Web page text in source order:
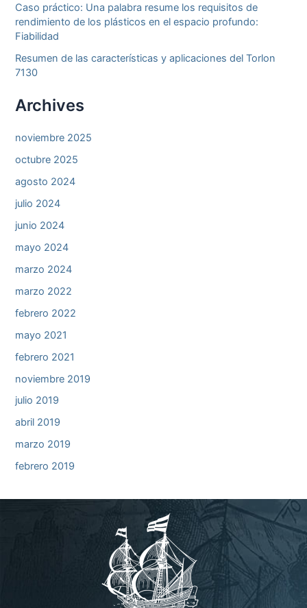
Caso práctico: Una palabra resume los requisitos de
rendimiento de los plásticos en el espacio profundo:
Fiabilidad
Resumen de las características y aplicaciones del Torlon
7130
Archives
noviembre 2025
octubre 2025
agosto 2024
julio 2024
junio 2024
mayo 2024
marzo 2024
marzo 2022
febrero 2022
mayo 2021
febrero 2021
noviembre 2019
julio 2019
abril 2019
marzo 2019
febrero 2019